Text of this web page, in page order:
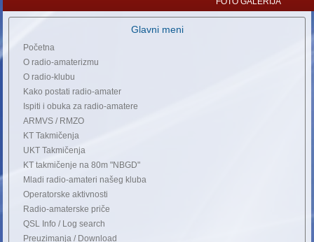
Glavni meni
Početna
O radio-amaterizmu
O radio-klubu
Kako postati radio-amater
Ispiti i obuka za radio-amatere
ARMVS / RMZO
KT Takmičenja
UKT Takmičenja
KT takmičenje na 80m "NBGD"
Mladi radio-amateri našeg kluba
Operatorske aktivnosti
Radio-amaterske priče
QSL Info / Log search
Preuzimanja / Download